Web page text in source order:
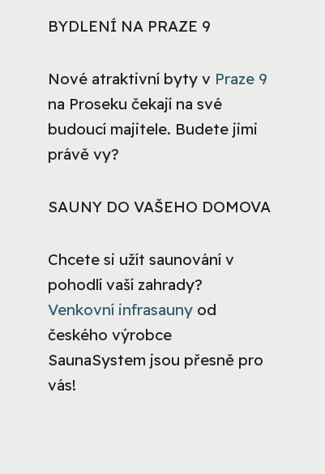
BYDLENÍ NA PRAZE 9
Nové atraktivní byty v Praze 9
na Proseku čekají na své
budoucí majitele. Budete jimi
právě vy?
SAUNY DO VAŠEHO DOMOVA
Chcete si užít saunování v
pohodlí vaší zahrady?
Venkovní infrasauny od
českého výrobce
SaunaSystem jsou přesně pro
vás!